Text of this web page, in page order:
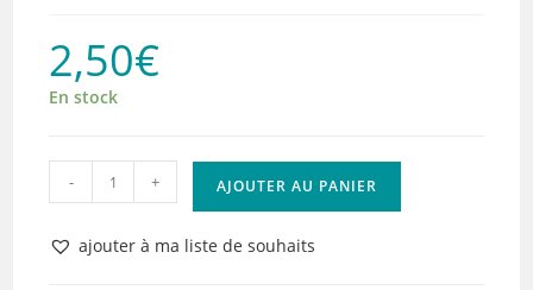
2,50€
En stock
quantité
de
Lot
- + AJOUTER AU PANIER
ajouter à ma liste de souhaits